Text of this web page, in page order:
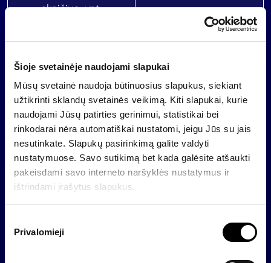
Šioje svetainėje naudojami slapukai
Mūsų svetainė naudoja būtinuosius slapukus, siekiant
užtikrinti sklandų svetainės veikimą. Kiti slapukai, kurie
naudojami Jūsų patirties gerinimui, statistikai bei
rinkodarai nėra automatiškai nustatomi, jeigu Jūs su jais
nesutinkate. Slapukų pasirinkimą galite valdyti
nustatymuose. Savo sutikimą bet kada galėsite atšaukti
pakeisdami savo interneto naršyklės nustatymus ir
ištrindami įrašytus slapukus.
Privalomieji
skaičius, vnt.
akcininkų susirinkimo
* vadovaujantis šios informacijos paskelbimo metu
galiojančios Akcinių bendrovių įstatymo redakcijos 27
str. 4 p., nustatant visuotinio akcininkų susirinkimo
kvorumą, laikoma, kad bendrovės įsigytos nuosavos
akcijos nesuteikia balsų.
darius.sulnis@invl.com